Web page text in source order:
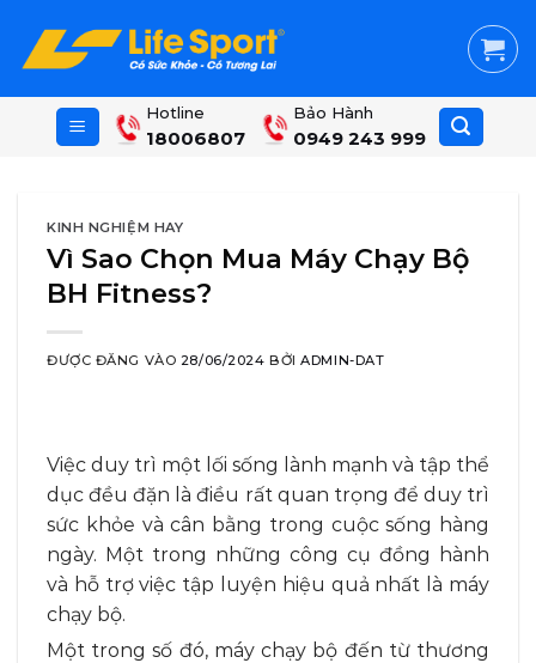
content
Hotline
18006807
Bảo Hành
0949 243 999
KINH NGHIỆM HAY
Vì Sao Chọn Mua Máy Chạy Bộ
BH Fitness?
ĐƯỢC ĐĂNG VÀO 28/06/2024 BỞIADMIN-DAT
Việc duy trì một lối sống lành mạnh và tập thể
dục đều đặn là điều rất quan trọng để duy trì
sức khỏe và cân bằng trong cuộc sống hàng
ngày. Một trong những công cụ đồng hành
và hỗ trợ việc tập luyện hiệu quả nhất là máy
chạy bộ.
Một trong số đó, máy chạy bộ đến từ thương